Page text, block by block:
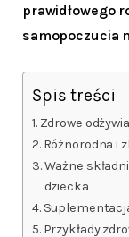
prawidłowego
samopoczucia
Spis treści
Zdrowe
Różnorodna i
Ważne
dziecka
Przykłady